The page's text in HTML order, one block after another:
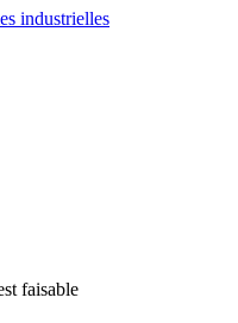
industrielles
faisable